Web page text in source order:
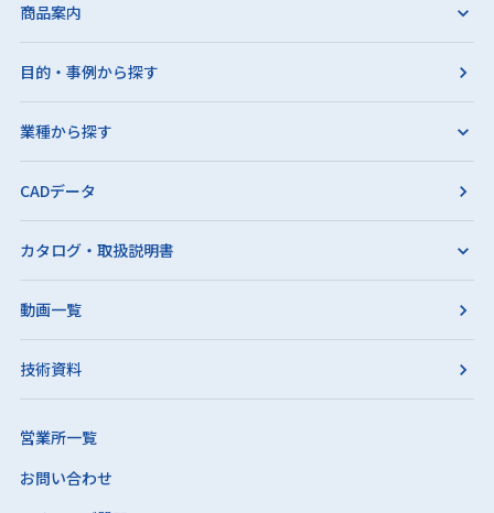
商品案内
目的・事例から探す
業種から探す
CADデータ
カタログ・取扱説明書
動画一覧
技術資料
営業所一覧
お問い合わせ